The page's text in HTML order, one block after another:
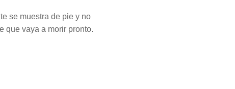
se muestra de pie y no
que vaya a morir pronto.